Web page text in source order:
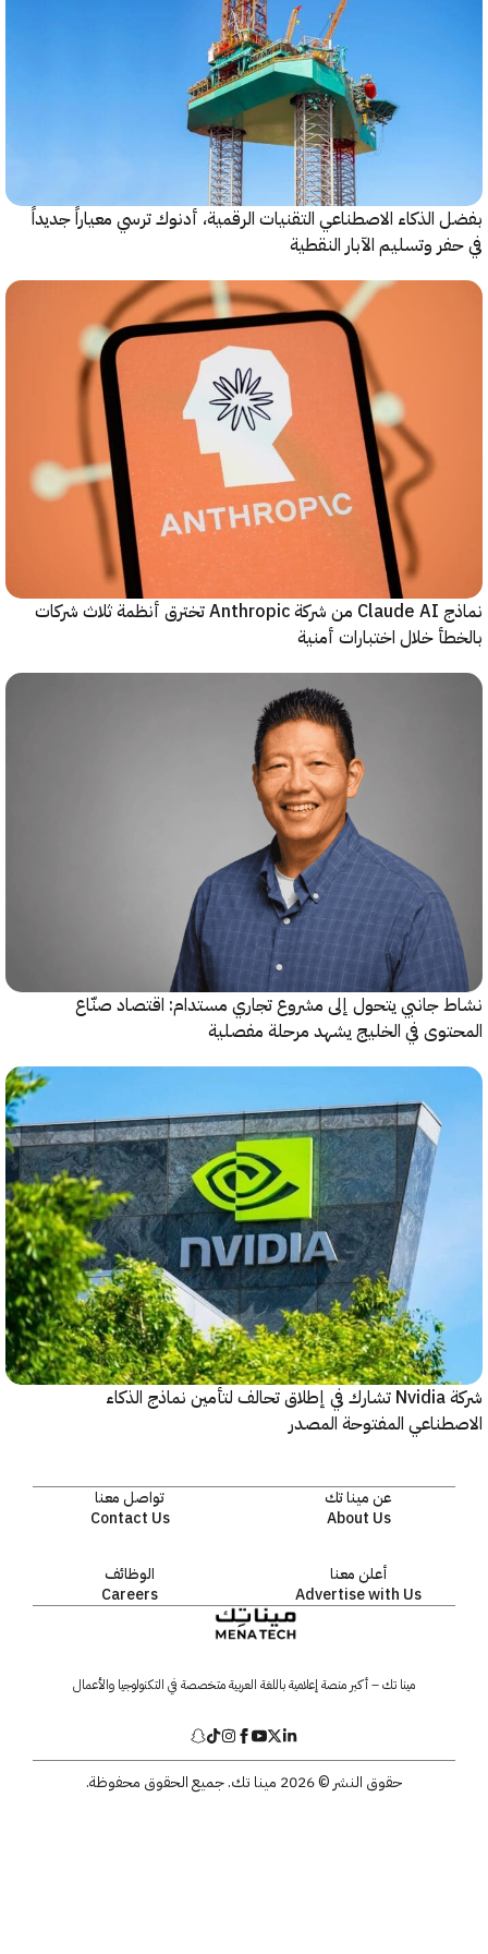
الاصطناعي التقنيات الرقمية، أدنوك ترسي معياراً جديداً
وتسليم الآبار النقطية
نماذج Claude AI من شركة Anthropic تخترق أنظمة ثلاث شركات
خلال اختبارات أمنية
جانبي يتحول إلى مشروع تجاري مستدام: اقتصاد صنّاع
في الخليج يشهد مرحلة مفصلية
شركة Nvidia تشارك في إطلاق تحالف لتأمين نماذج الذكاء
المفتوحة المصدر
عن مينا تك
About Us
تواصل معنا
Contact Us
أعلن معنا
Advertise with Us
الوظائف
Careers
مينا تك – أكبر منصة إعلامية باللغة العربية متخصصة في التكنولوجيا والأعمال
حقوق النشر © 2026 مينا تك. جميع الحقوق محفوظة.